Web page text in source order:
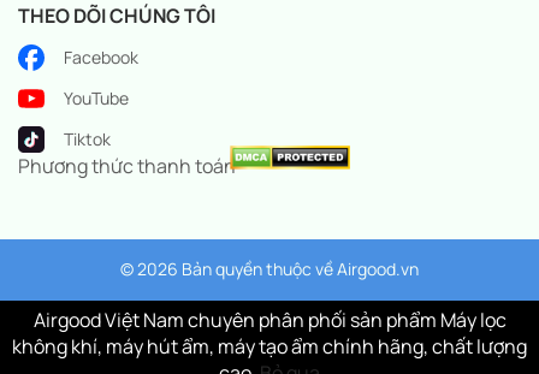
THEO DÕI CHÚNG TÔI
Facebook
YouTube
Tiktok
Phương thức thanh toán
© 2026 Bản quyền thuộc vềAirgood.vn
Airgood Việt Nam chuyên phân phối sản phẩm Máy lọc
không khí, máy hút ẩm, máy tạo ẩm chính hãng, chất lượng